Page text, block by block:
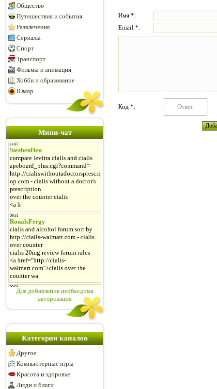
Общество
Путешествия и события
Развлечения
Сериалы
Спорт
Транспорт
Фильмы и анимация
Хобби и образование
Юмор
Мини-чат
Для добавления необходима
авторизация
Категории каналов
Другое
Компьютерные игры
Красота и здоровье
Люди и блоги
Имя *:
Email *:
Код *: